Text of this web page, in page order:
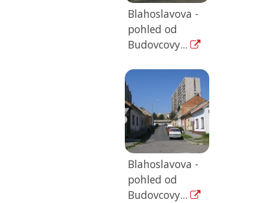
Blahoslavova -
pohled od
Budovcovy...
Blahoslavova -
pohled od
Budovcovy...